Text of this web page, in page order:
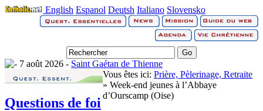
English Espanol Deutsh Italiano Slovensko
7 août 2026 - Saint Gaétan de Thienne
Questions de foi
Vous êtes ici: Prière, Pèlerinage, Retraite
» Week-end jeunes à l’Abbaye
d’Ourscamp (Oise)